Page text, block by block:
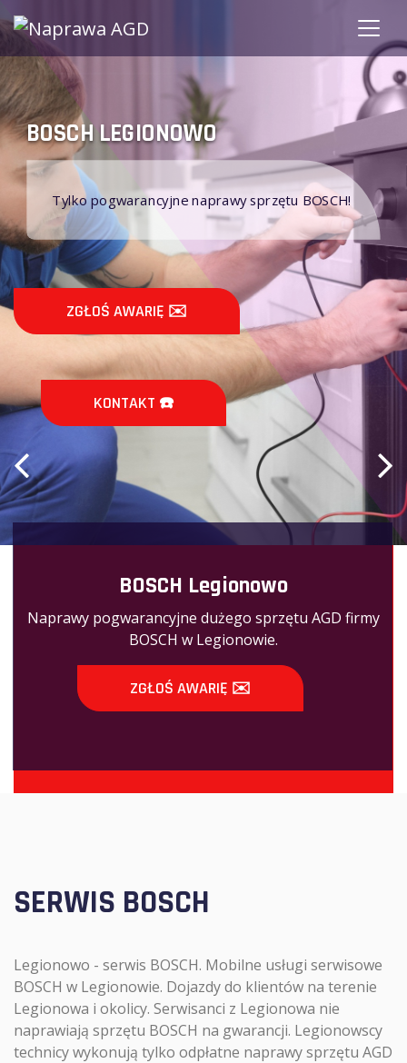
BOSCH LEGIONOWO
Tylko pogwarancyjne naprawy sprzętu BOSCH!
ZGŁOŚ AWARIĘ ✉️
KONTAKT ☎️
BOSCH Legionowo
Naprawy pogwarancyjne dużego sprzętu AGD firmy
BOSCH w Legionowie.
ZGŁOŚ AWARIĘ ✉️
SERWIS BOSCH
Legionowo - serwis BOSCH. Mobilne usługi serwisowe
BOSCH w Legionowie. Dojazdy do klientów na terenie
Legionowa i okolicy. Serwisanci z Legionowa nie
naprawiają sprzętu BOSCH na gwarancji. Legionowscy
technicy wykonują tylko odpłatne naprawy sprzętu AGD